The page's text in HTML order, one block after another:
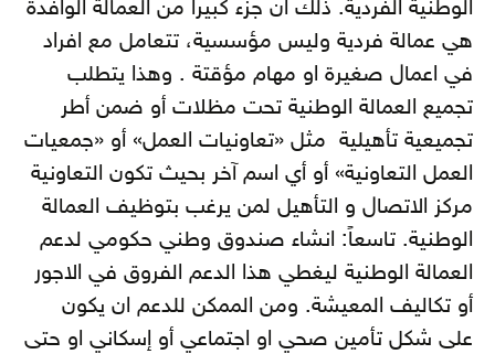
الوطنية الفردية. ذلك ان جزء كبيرا من العمالة الوافدة
هي عمالة فردية وليس مؤسسية، تتعامل مع افراد
في اعمال صغيرة او مهام مؤقتة . وهذا يتطلب
تجميع العمالة الوطنية تحت مظلات أو ضمن أطر
تجميعية تأهيلية مثل «تعاونيات العمل» أو «جمعيات
العمل التعاونية» أو أي اسم آخر بحيث تكون التعاونية
مركز الاتصال و التأهيل لمن يرغب بتوظيف العمالة
الوطنية. تاسعاً: انشاء صندوق وطني حكومي لدعم
العمالة الوطنية ليغطي هذا الدعم الفروق في الاجور
أو تكاليف المعيشة. ومن الممكن للدعم ان يكون
على شكل تأمين صحي او اجتماعي أو إسكاني او حتى